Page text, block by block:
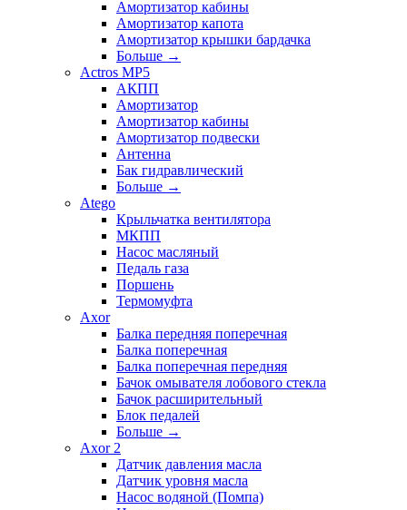
Амортизатор кабины
Амортизатор капота
Амортизатор крышки бардачка
Больше →
Actros MP5
АКПП
Амортизатор
Амортизатор кабины
Амортизатор подвески
Антенна
Бак гидравлический
Больше →
Atego
Крыльчатка вентилятора
МКПП
Насос масляный
Педаль газа
Поршень
Термомуфта
Axor
Балка передняя поперечная
Балка поперечная
Балка поперечная передняя
Бачок омывателя лобового стекла
Бачок расширительный
Блок педалей
Больше →
Axor 2
Датчик давления масла
Датчик уровня масла
Насос водяной (Помпа)